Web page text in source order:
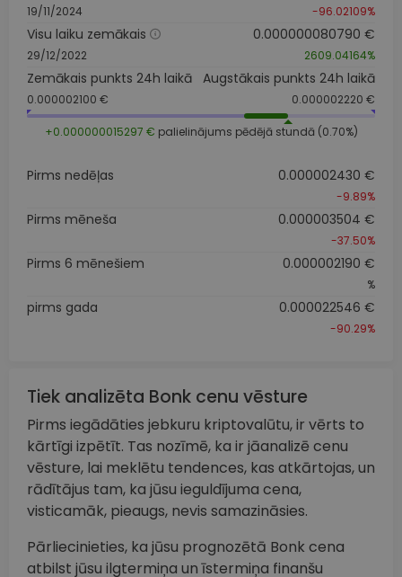
19/11/2024 -96.02109%
Visu laiku zemākais
29/12/2022
0.000000080790 €
2609.04164%
Zemākais punkts 24h laikā
0.000002100 €
Augstākais punkts 24h laikā
0.000002220 €
+0.000000015297 € palielinājums pēdējā stundā (0.70%)
Pirms nedēļas 0.000002430 €
-9.89%
Pirms mēneša 0.000003504 €
-37.50%
Pirms 6 mēnešiem 0.000002190 €
%
pirms gada 0.000022546 €
-90.29%
Tiek analizēta Bonk cenu vēsture
Pirms iegādāties jebkuru kriptovalūtu, ir vērts to
kārtīgi izpētīt. Tas nozīmē, ka ir jāanalizē cenu
vēsture, lai meklētu tendences, kas atkārtojas, un
rādītājus tam, ka jūsu ieguldījuma cena,
visticamāk, pieaugs, nevis samazināsies.
Pārliecinieties, ka jūsu prognozētā Bonk cena
atbilst jūsu ilgtermiņa un īstermiņa finanšu